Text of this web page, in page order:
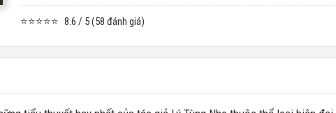
⭐⭐⭐⭐⭐ 8.6 / 5 (58 đánh giá)